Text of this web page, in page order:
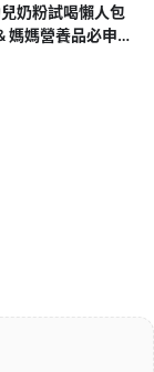
奶粉試喝懶人包
媽媽營養品必申請